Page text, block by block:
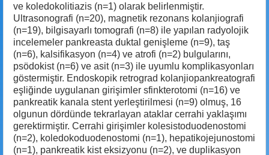
ve koledokolitiazis (n=1) olarak belirlenmiştir.
Ultrasonografi (n=20), magnetik rezonans kolanjiografi
(n=19), bilgisayarlı tomografi (n=8) ile yapılan radyolojik
incelemeler pankreasta duktal genişleme (n=9), taş
(n=6), kalsifikasyon (n=4) ve atrofi (n=2) bulgularını,
psödokist (n=6) ve asit (n=3) ile uyumlu komplikasyonları
göstermiştir. Endoskopik retrograd kolanjiopankreatografi
eşliğinde uygulanan girişimler sfinkterotomi (n=16) ve
pankreatik kanala stent yerleştirilmesi (n=9) olmuş, 16
olgunun dördünde tekrarlayan ataklar cerrahi yaklaşımı
gerektirmiştir. Cerrahi girişimler kolesistoduodenostomi
(n=2), koledokoduodenostomi (n=1), hepatikojejunostomi
(n=1), pankreatik kist eksizyonu (n=2), ve duplikasyon